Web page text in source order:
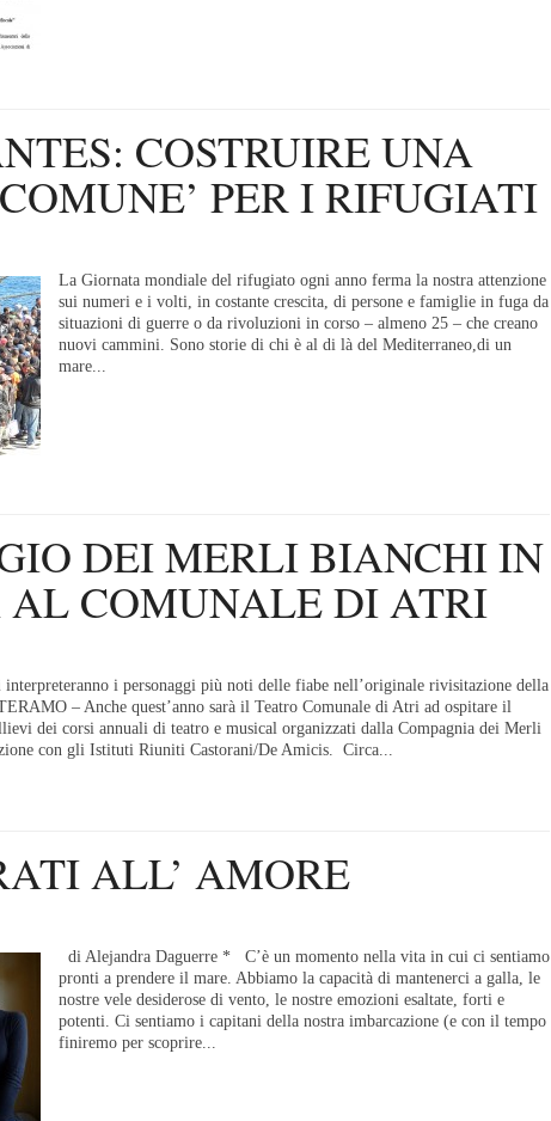
COSTRUIRE UNA
PER I RIFUGIATI
La Giornata mondiale del rifugiato ogni anno ferma la nostra attenzione
sui numeri e i volti, in costante crescita, di persone e famiglie in fuga da
situazioni di guerre o da rivoluzioni in corso – almeno 25 – che creano
nuovi cammini. Sono storie di chi è al di là del Mediterraneo,di un
mare...
DEI MERLI BIANCHI IN
AL COMUNALE DI ATRI
i personaggi più noti delle fiabe nell’originale rivisitazione della
– Anche quest’anno sarà il Teatro Comunale di Atri ad ospitare il
dei corsi annuali di teatro e musical organizzati dalla Compagnia dei Merli
con gli Istituti Riuniti Castorani/De Amicis. Circa...
ALL’ AMORE
di Alejandra Daguerre * C’è un momento nella vita in cui ci sentiamo
pronti a prendere il mare. Abbiamo la capacità di mantenerci a galla, le
nostre vele desiderose di vento, le nostre emozioni esaltate, forti e
potenti. Ci sentiamo i capitani della nostra imbarcazione (e con il tempo
finiremo per scoprire...